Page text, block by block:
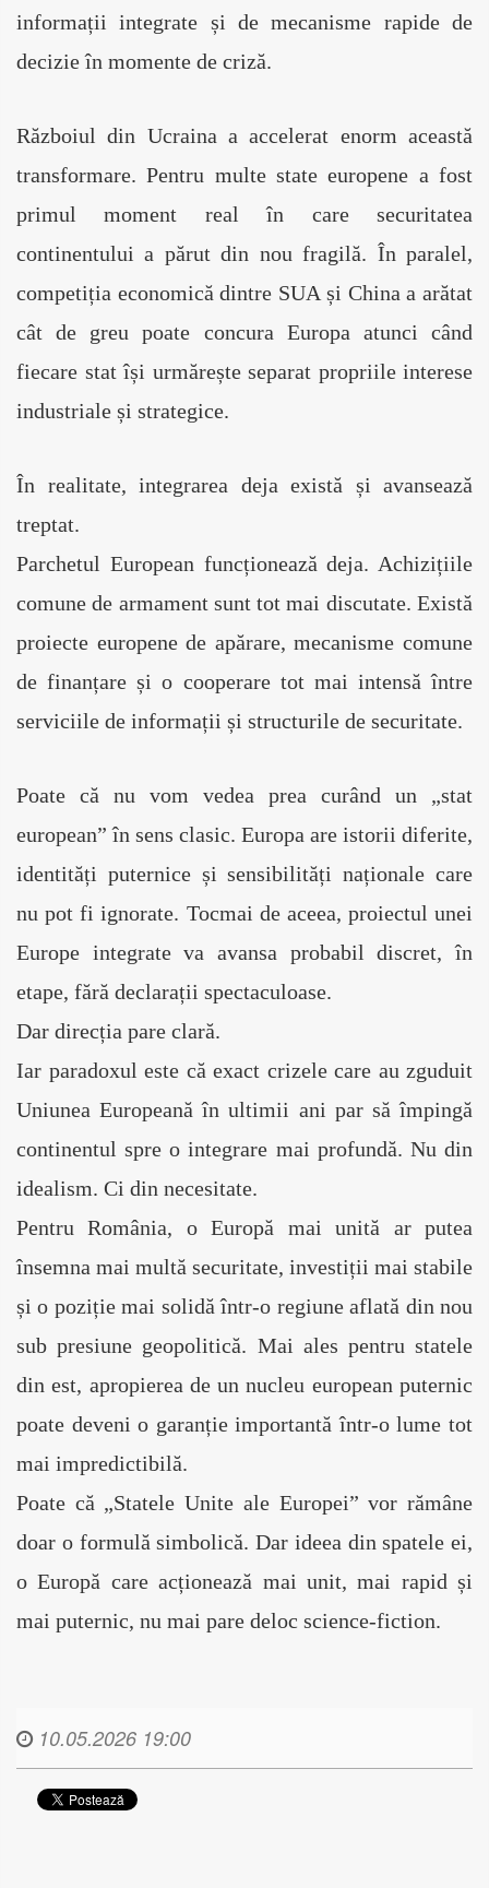
informații integrate și de mecanisme rapide de
decizie în momente de criză.
Războiul din Ucraina a accelerat enorm această
transformare. Pentru multe state europene a fost
primul moment real în care securitatea
continentului a părut din nou fragilă. În paralel,
competiția economică dintre SUA și China a arătat
cât de greu poate concura Europa atunci când
fiecare stat își urmărește separat propriile interese
industriale și strategice.
În realitate, integrarea deja există și avansează
treptat.
Parchetul European funcționează deja. Achizițiile
comune de armament sunt tot mai discutate. Există
proiecte europene de apărare, mecanisme comune
de finanțare și o cooperare tot mai intensă între
serviciile de informații și structurile de securitate.
Poate că nu vom vedea prea curând un „stat
european” în sens clasic. Europa are istorii diferite,
identități puternice și sensibilități naționale care
nu pot fi ignorate. Tocmai de aceea, proiectul unei
Europe integrate va avansa probabil discret, în
etape, fără declarații spectaculoase.
Dar direcția pare clară.
Iar paradoxul este că exact crizele care au zguduit
Uniunea Europeană în ultimii ani par să împingă
continentul spre o integrare mai profundă. Nu din
idealism. Ci din necesitate.
Pentru România, o Europă mai unită ar putea
însemna mai multă securitate, investiții mai stabile
și o poziție mai solidă într-o regiune aflată din nou
sub presiune geopolitică. Mai ales pentru statele
din est, apropierea de un nucleu european puternic
poate deveni o garanție importantă într-o lume tot
mai impredictibilă.
Poate că „Statele Unite ale Europei” vor rămâne
doar o formulă simbolică. Dar ideea din spatele ei,
o Europă care acționează mai unit, mai rapid și
mai puternic, nu mai pare deloc science-fiction.
10.05.2026 19:00